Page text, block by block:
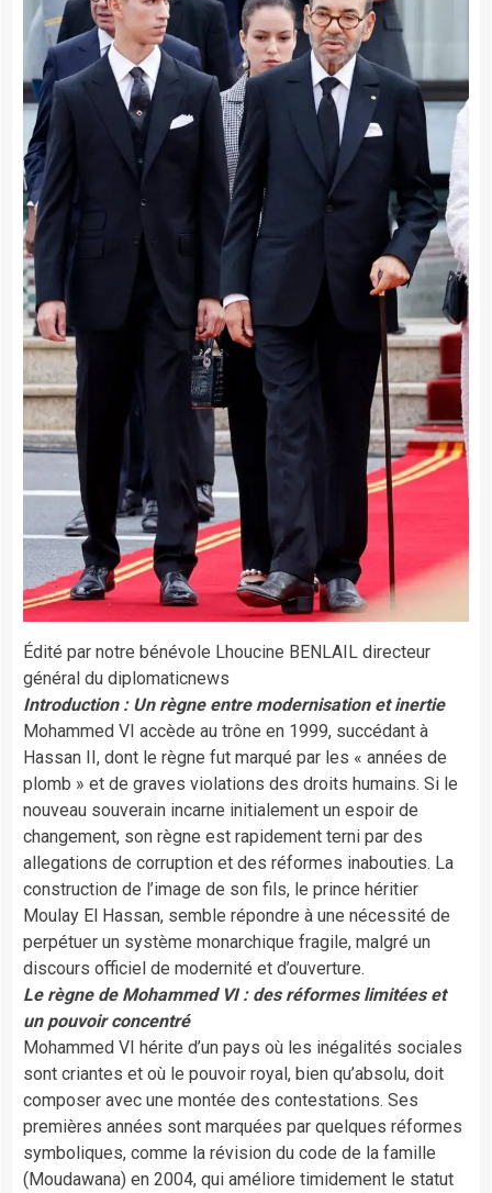
Édité par notre bénévole Lhoucine BENLAIL directeur
général du diplomaticnews
Introduction : Un règne entre modernisation et inertie
Mohammed VI accède au trône en 1999, succédant à
Hassan II, dont le règne fut marqué par les « années de
plomb » et de graves violations des droits humains. Si le
nouveau souverain incarne initialement un espoir de
changement, son règne est rapidement terni par des
allegations de corruption et des réformes inabouties. La
construction de l’image de son fils, le prince héritier
Moulay El Hassan, semble répondre à une nécessité de
perpétuer un système monarchique fragile, malgré un
discours officiel de modernité et d’ouverture.
Le règne de Mohammed VI : des réformes limitées et
un pouvoir concentré
Mohammed VI hérite d’un pays où les inégalités sociales
sont criantes et où le pouvoir royal, bien qu’absolu, doit
composer avec une montée des contestations. Ses
premières années sont marquées par quelques réformes
symboliques, comme la révision du code de la famille
(Moudawana) en 2004, qui améliore timidement le statut